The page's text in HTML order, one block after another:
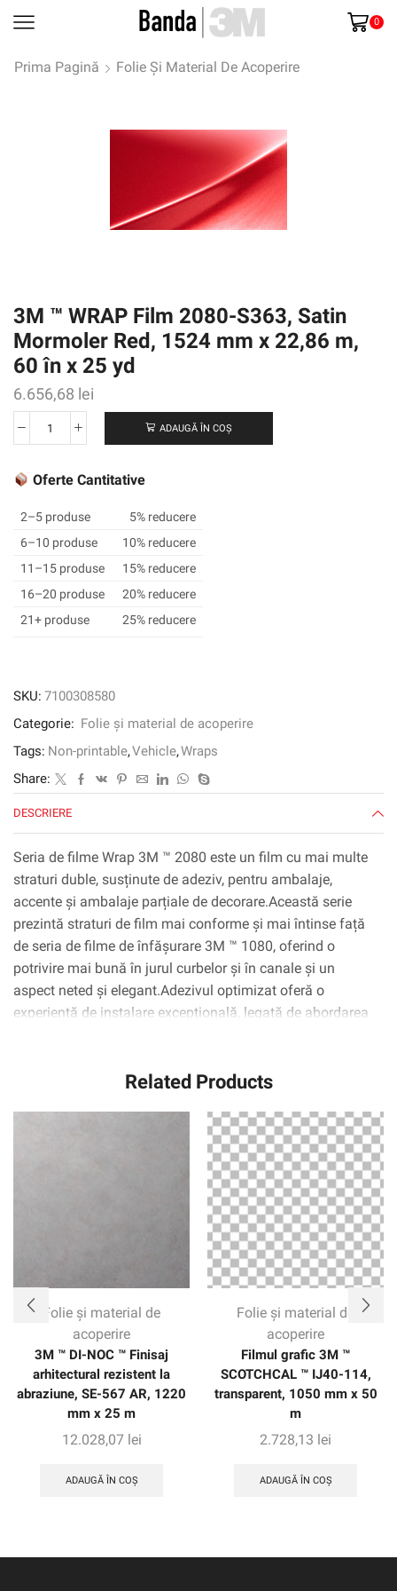
0
Prima Pagină Folie Și Material De Acoperire
3M ™ WRAP Film 2080-S363, Satin
Mormoler Red, 1524 mm x 22,86 m,
60 în x 25 yd
6.656,68 lei
Cantitate
™
Film
2080-
S363,
Satin
Mormoler
Red,
22,86
60
în
25
yd
ADAUGĂ ÎN COȘ
Oferte Cantitative
2–5 produse
5% reducere
6–10 produse
10% reducere
11–15 produse
15% reducere
16–20 produse
20% reducere
21+ produse
25% reducere
SKU: 7100308580
Categorie: Folie și material de acoperire
Tags: Non-printable,Vehicle,Wraps
Share:
DESCRIERE
Seria de filme Wrap 3M ™ 2080 este un film cu mai multe
straturi duble, susținute de adeziv, pentru ambalaje,
accente și ambalaje parțiale de decorare.Această serie
prezintă straturi de film mai conforme și mai întinse față
de seria de filme de înfășurare 3M ™ 1080, oferind o
potrivire mai bună în jurul curbelor și în canale și un
aspect neted și elegant.Adezivul optimizat oferă o
experiență de instalare excepțională, legată de abordarea
inițiale pentru o repoziționare ușoară, iar 3M ™ Comply ™
de lansare a aerului, care fac foarte ușor de netezită,
bule.flip și mai mult.Cu lățimi de rulare de până la 1524
mm, instalatorii pot aplica pe film pe aproape orice
secțiune a vehiculului fără cusături.Garanția oferă
clienților încredere cu până la opt ani de protecție pe
Related Products
Folie și material de
acoperire
3M ™ DI-NOC ™ Finisaj
arhitectural rezistent la
abraziune, SE-567 AR, 1220
mm x 25 m
12.028,07 lei
ADAUGĂ ÎN COȘ
Folie și material de
acoperire
Filmul grafic 3M ™
SCOTCHCAL ™ IJ40-114,
transparent, 1050 mm x 50
m
2.728,13 lei
ADAUGĂ ÎN COȘ